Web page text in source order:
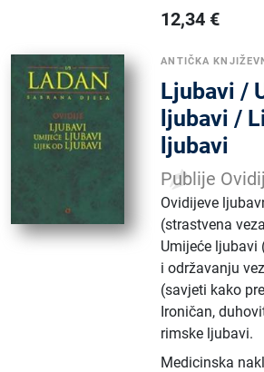
12,34 €
ANTIČKA
Ljubavi /
ljubavi /
ljubavi
Publije
Ovidijeve
(strastvena
Umijeće ljubavi
i održavanju
(savjeti kako
Ironičan,
rimske ljubavi.
Medicinska